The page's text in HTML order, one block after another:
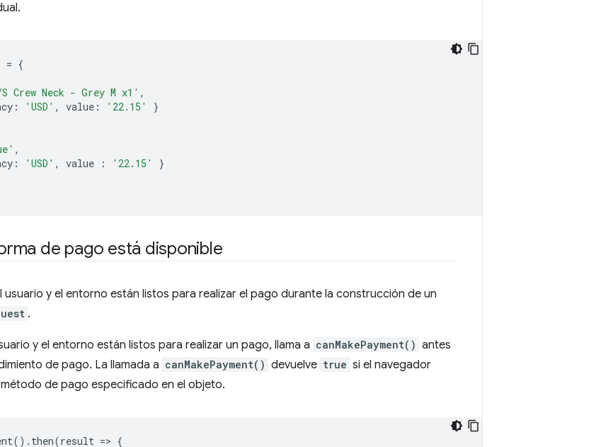
= {
Crew Neck - Grey M x1' ,
: 'USD' , value : '22.15'
}
,
: 'USD' , value : '22.15'
}
de pago está disponible
usuario y el entorno están listos para realizar el pago durante la construcción de un
.
y el entorno están listos para realizar un pago, llama a canMakePayment() antes
de pago. La llamada a canMakePayment() devuelve true si el navegador
de pago especificado en el objeto.
(). then(result => {